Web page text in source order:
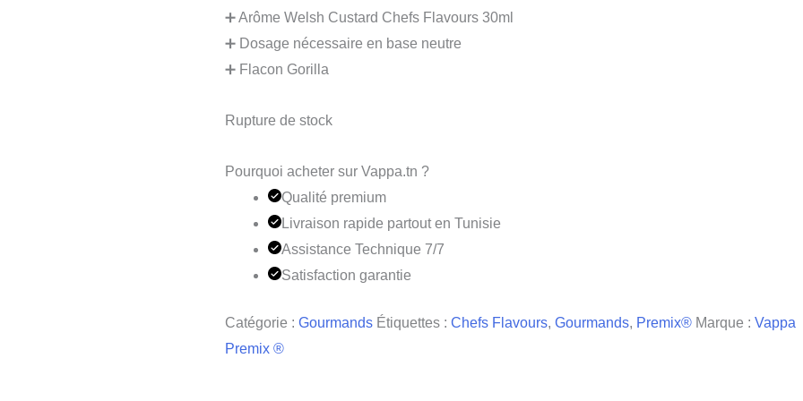
➕ Arôme Welsh Custard Chefs Flavours 30ml
➕ Dosage nécessaire en base neutre
➕ Flacon Gorilla
Rupture de stock
Pourquoi acheter sur Vappa.tn ?
Qualité premium
Livraison rapide partout en Tunisie
Assistance Technique 7/7
Satisfaction garantie
Catégorie : Gourmands Étiquettes : Chefs Flavours, Gourmands, Premix® Marque : Vappa
Premix ®